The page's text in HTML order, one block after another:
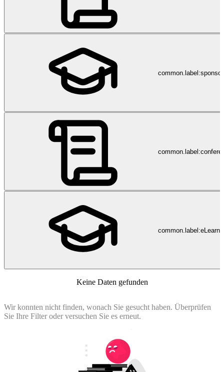
Keine Daten gefunden
Wir konnten nicht finden, wonach Sie gesucht haben. Überprüfen
Sie Ihre Filter oder versuchen Sie es erneut.